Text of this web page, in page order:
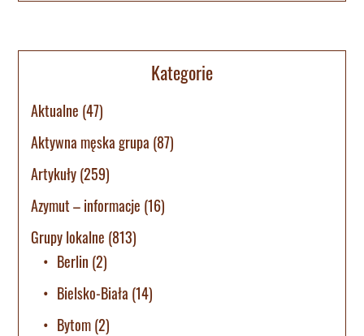
Kategorie
Aktualne (47)
Aktywna męska grupa (87)
Artykuły(259)
Azymut – informacje (16)
Grupy lokalne (813)
Berlin (2)
Bielsko-Biała (14)
Bytom(2)